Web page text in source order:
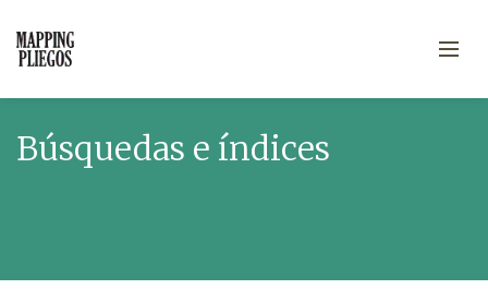
Búsquedas e índices